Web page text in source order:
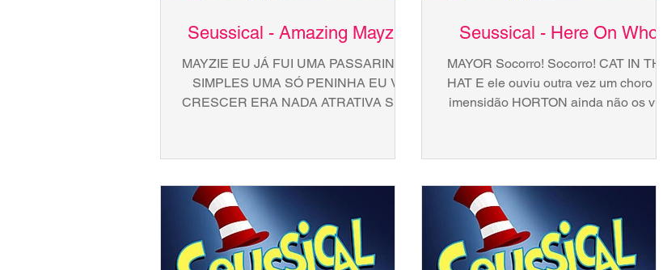
Seussical - Amazing Mayzie
MAYZIE EU JÁ FUI UMA PASSARINHA
SIMPLES UMA SÓ PENINHA EU VI
CRESCER ERA NADA ATRATIVA SEM
Seussical - Here On Who
MAYOR Socorro! Socorro! CAT IN THE
HAT E ele ouviu outra vez um choro na
imensidão HORTON ainda não os via,